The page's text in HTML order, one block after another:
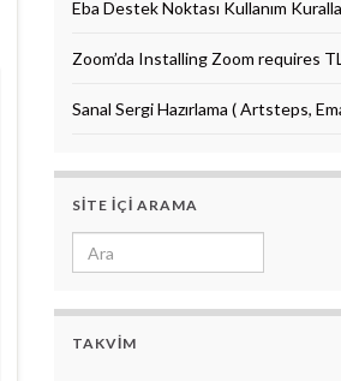
Eba Destek Noktası Kullanım
Zoom’da Installing Zoom requires
Sanal Sergi Hazırlama ( Artsteps,
SITE IÇI ARAMA
Search for:
TAKVIM